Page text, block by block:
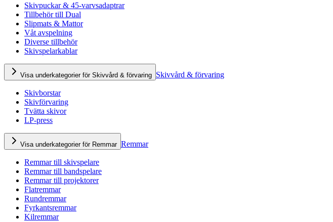
Skivpuckar & 45-varvsadaptrar
Tillbehör till Dual
Slipmats & Mattor
Våt avspelning
Diverse tillbehör
Skivspelarkablar
Visa underkategorier för Skivvård & förvaring Skivvård & förvaring
Skivborstar
Skivförvaring
Tvätta skivor
LP-press
Visa underkategorier för Remmar Remmar
Remmar till skivspelare
Remmar till bandspelare
Remmar till projektorer
Flatremmar
Rundremmar
Fyrkantsremmar
Kilremmar